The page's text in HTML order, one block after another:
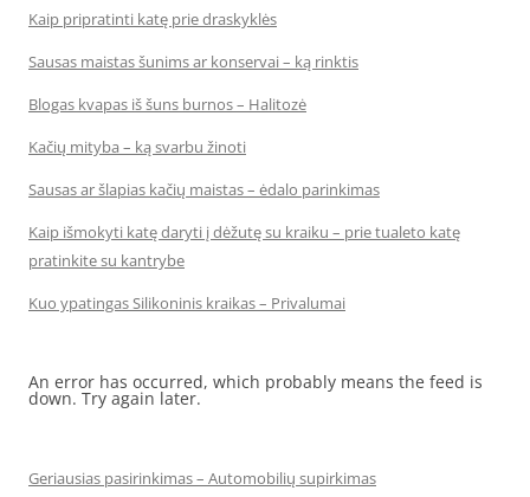
Kaip pripratinti katę prie draskyklės
Sausas maistas šunims ar konservai – ką rinktis
Blogas kvapas iš šuns burnos – Halitozė
Kačių mityba – ką svarbu žinoti
Sausas ar šlapias kačių maistas – ėdalo parinkimas
Kaip išmokyti katę daryti į dėžutę su kraiku – prie tualeto katę
pratinkite su kantrybe
Kuo ypatingas Silikoninis kraikas – Privalumai
An error has occurred, which probably means the feed is
down. Try again later.
Geriausias pasirinkimas – Automobilių supirkimas